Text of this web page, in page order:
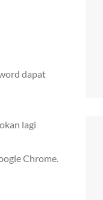
dapat
lagi
Chrome.